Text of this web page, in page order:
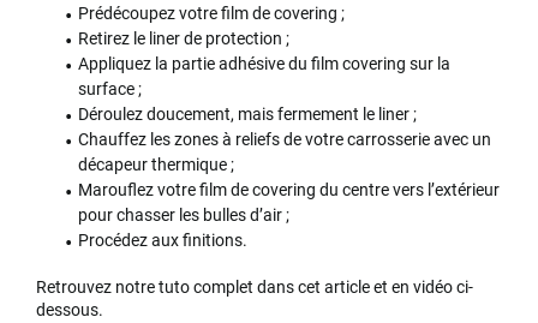
Prédécoupez votre film de covering ;
Retirez le liner de protection ;
Appliquez la partie adhésive du film covering sur la
surface ;
Déroulez doucement, mais fermement le liner ;
Chauffez les zones à reliefs de votre carrosserie avec un
décapeur thermique ;
Marouflez votre film de covering du centre vers l’extérieur
pour chasser les bulles d’air ;
Procédez aux finitions.
Retrouvez notre tuto complet dans cet article et en vidéo ci-
dessous.